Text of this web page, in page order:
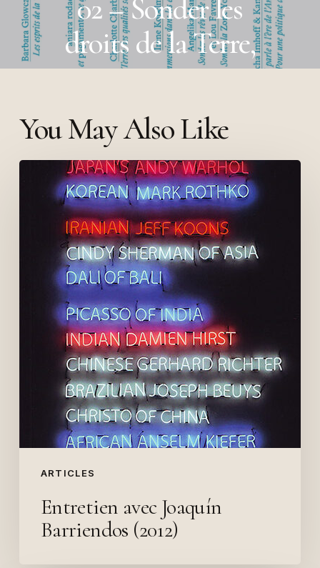
02 – Sonder les
droits de la Terre,
2024
You May Also Like
ARTICLES
Entretien
Barriendos
Entretien avec Joaquín
Barriendos (2012)